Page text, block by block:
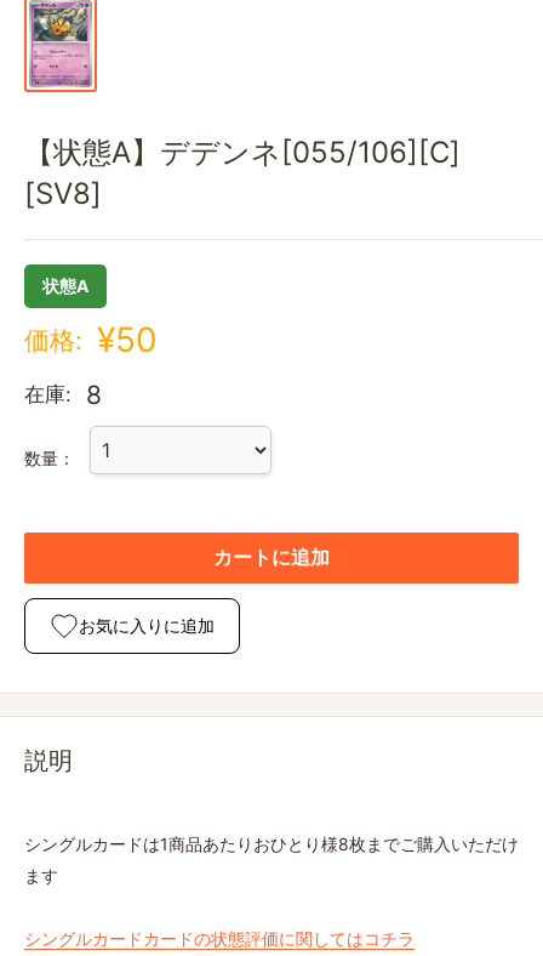
【状態A】デデンネ[055/106][C]
[SV8]
状態A
価格: ¥50
在庫: 8
数量：
カートに追加
お気に入りに追加
説明
シングルカードは1商品あたりおひとり様8枚までご購入いただけ
ます
シングルカードカードの状態評価に関してはコチラ